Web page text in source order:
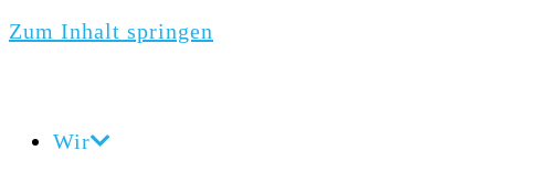
Zum Inhalt springen
Wir